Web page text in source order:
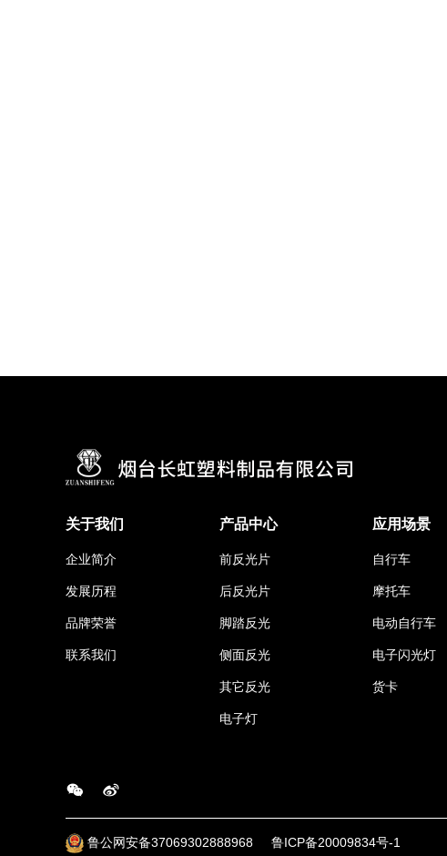
关于我们
企业简介
发展历程
品牌荣誉
联系我们
产品中心
前反光片
后反光片
脚踏反光
侧面反光
其它反光
电子灯
应用场景
自行车
摩托车
电动自行车
电子闪光灯
货卡
鲁公网安备37069302888968 鲁ICP备20009834号-1